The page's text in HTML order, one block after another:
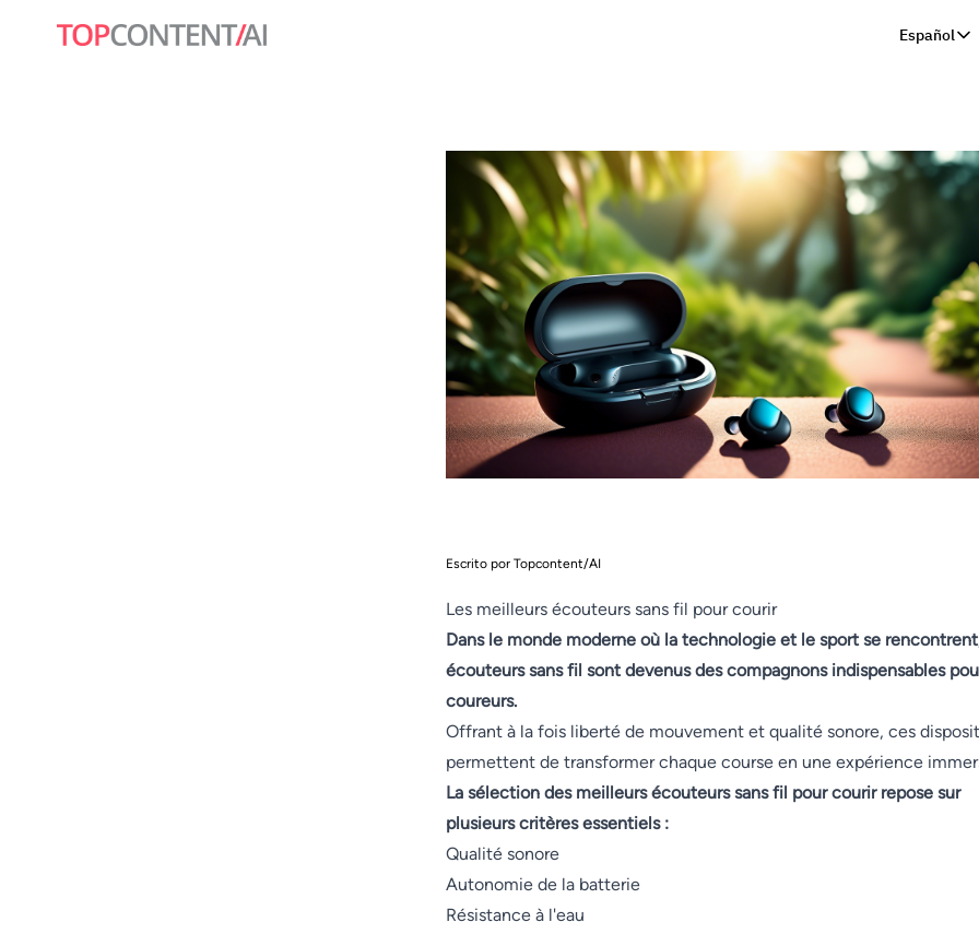
Español
Escrito por Topcontent/AI
Les meilleurs écouteurs sans fil pour courir
Dans le monde moderne où la technologie et le sport se
écouteurs sans fil sont devenus des compagnons indispensables
coureurs.
Offrant à la fois liberté de mouvement et qualité sonore, ces
permettent de transformer chaque course en une expérience
La sélection des meilleurs écouteurs sans fil pour courir repose sur
plusieurs critères essentiels :
Qualité sonore
Autonomie de la batterie
Résistance à l'eau